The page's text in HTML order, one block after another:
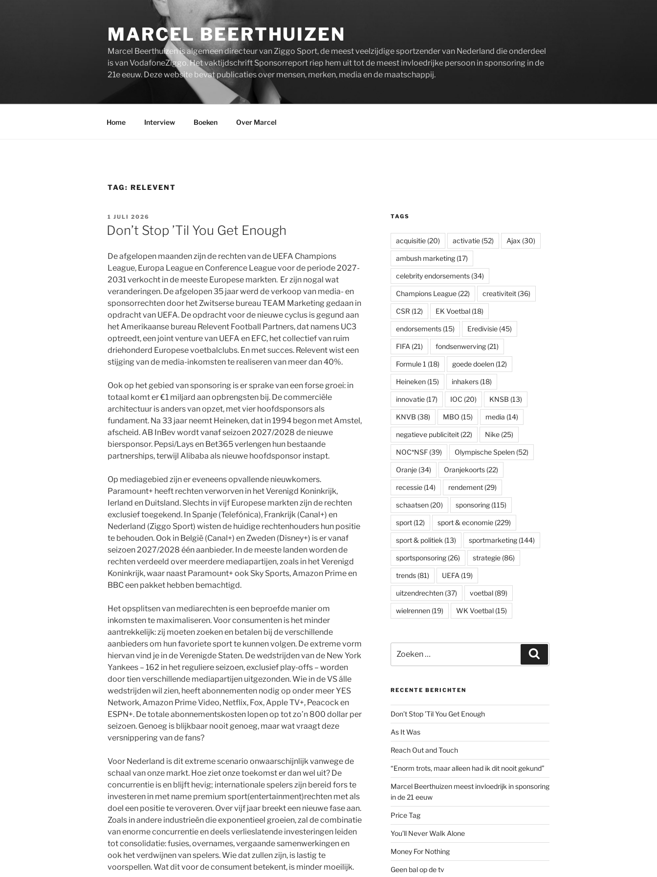
MARCEL BEERTHUIZEN
Marcel Beerthuizen is algemeen directeur van Ziggo Sport, de meest veelzijdige sportzender van Nederland die onderdeel
is van VodafoneZiggo. Het vaktijdschrift Sponsorreport riep hem uit tot de meest invloedrijke persoon in sponsoring in de
21e eeuw. Deze website bevat publicaties over mensen, merken, media en de maatschappij.
Home Interview Boeken Over Marcel
TAG: RELEVENT
GEPLAATST
OP
1 JULI 2026
Don’t Stop ’Til You Get Enough
De afgelopen maanden zijn de rechten van de UEFA Champions
League, Europa League en Conference League voor de periode 2027-
2031 verkocht in de meeste Europese markten. Er zijn nogal wat
veranderingen. De afgelopen 35 jaar werd de verkoop van media- en
sponsorrechten door het Zwitserse bureau TEAM Marketing gedaan in
opdracht van UEFA. De opdracht voor de nieuwe cyclus is gegund aan
het Amerikaanse bureau Relevent Football Partners, dat namens UC3
optreedt, een joint venture van UEFA en EFC, het collectief van ruim
driehonderd Europese voetbalclubs. En met succes. Relevent wist een
stijging van de media-inkomsten te realiseren van meer dan 40%.
Ook op het gebied van sponsoring is er sprake van een forse groei: in
totaal komt er €1 miljard aan opbrengsten bij. De commerciële
architectuur is anders van opzet, met vier hoofdsponsors als
fundament. Na 33 jaar neemt Heineken, dat in 1994 begon met Amstel,
afscheid. AB InBev wordt vanaf seizoen 2027/2028 de nieuwe
biersponsor. Pepsi/Lays en Bet365 verlengen hun bestaande
partnerships, terwijl Alibaba als nieuwe hoofdsponsor instapt.
Op mediagebied zijn er eveneens opvallende nieuwkomers.
Paramount+ heeft rechten verworven in het Verenigd Koninkrijk,
Ierland en Duitsland. Slechts in vijf Europese markten zijn de rechten
exclusief toegekend. In Spanje (Telefónica), Frankrijk (Canal+) en
Nederland (Ziggo Sport) wisten de huidige rechtenhouders hun positie
te behouden. Ook in België (Canal+) en Zweden (Disney+) is er vanaf
seizoen 2027/2028 één aanbieder. In de meeste landen worden de
rechten verdeeld over meerdere mediapartijen, zoals in het Verenigd
Koninkrijk, waar naast Paramount+ ook Sky Sports, Amazon Prime en
BBC een pakket hebben bemachtigd.
Het opsplitsen van mediarechten is een beproefde manier om
inkomsten te maximaliseren. Voor consumenten is het minder
aantrekkelijk: zij moeten zoeken en betalen bij de verschillende
aanbieders om hun favoriete sport te kunnen volgen. De extreme vorm
hiervan vind je in de Verenigde Staten. De wedstrijden van de New York
Yankees – 162 in het reguliere seizoen, exclusief play-offs – worden
door tien verschillende mediapartijen uitgezonden. Wie in de VS álle
wedstrijden wil zien, heeft abonnementen nodig op onder meer YES
Network, Amazon Prime Video, Netflix, Fox, Apple TV+, Peacock en
ESPN+. De totale abonnementskosten lopen op tot zo’n 800 dollar per
seizoen. Genoeg is blijkbaar nooit genoeg, maar wat vraagt deze
versnippering van de fans?
Voor Nederland is dit extreme scenario onwaarschijnlijk vanwege de
schaal van onze markt. Hoe ziet onze toekomst er dan wel uit? De
concurrentie is en blijft hevig; internationale spelers zijn bereid fors te
investeren in met name premium sport(entertainment)rechten met als
doel een positie te veroveren. Over vijf jaar breekt een nieuwe fase aan.
Zoals in andere industrieën die exponentieel groeien, zal de combinatie
van enorme concurrentie en deels verlieslatende investeringen leiden
tot consolidatie: fusies, overnames, vergaande samenwerkingen en
ook het verdwijnen van spelers. Wie dat zullen zijn, is lastig te
voorspellen. Wat dit voor de consument betekent, is minder moeilijk.
TAGS
acquisitie(20) activatie(52) Ajax (30)
ambush marketing(17)
celebrity endorsements(34)
Champions League(22) creativiteit(36)
CSR (12) EK Voetbal(18)
endorsements(15) Eredivisie(45)
FIFA (21) fondsenwerving(21)
Formule 1 (18) goede doelen(12)
Heineken(15) inhakers(18)
innovatie(17) IOC (20) KNSB (13)
KNVB (38) MBO (15) media (14)
negatieve publiciteit(22) Nike(25)
NOC*NSF(39) Olympische Spelen(52)
Oranje(34) Oranjekoorts(22)
recessie(14) rendement(29)
schaatsen(20) sponsoring(115)
sport(12) sport & economie(229)
sport & politiek (13) sportmarketing(144)
sportsponsoring(26) strategie(86)
trends(81) UEFA (19)
uitzendrechten(37) voetbal(89)
wielrennen(19) WK Voetbal(15)
naar:
RECENTE BERICHTEN
Don’t Stop ’Til You Get Enough
As It Was
Reach Out and Touch
“Enorm trots, maar alleen had ik dit nooit gekund”
Marcel Beerthuizen meest invloedrijk in sponsoring
in de 21 eeuw
Price Tag
You’ll Never Walk Alone
Money For Nothing
Geen bal op de tv